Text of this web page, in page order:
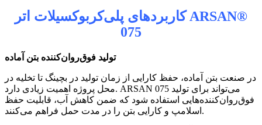
کاربردهای پلی‌کربوکسیلات اترARSAN®
075
تولید فوق‌روان‌کننده بتن آماده
در صنعت بتن آماده، حفظ کارایی از زمان تولید در بچینگ تا تخلیه در
محل پروژه اهمیت زیادی دارد. ARSAN 075 می‌تواند برای تولید
فوق‌روان‌کننده‌هایی استفاده شود که ضمن کاهش آب، قابلیت حفظ
اسلامپ و کارایی بتن را در مدت حمل فراهم می‌کنند.